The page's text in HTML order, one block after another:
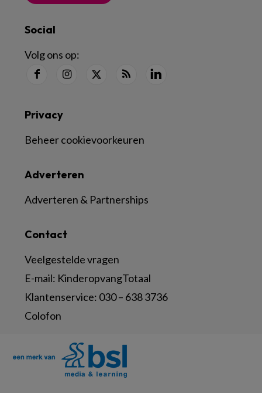
Social
Volg ons op:
Contact
Veelgestelde vragen
E-mail: KinderopvangTotaal
Klantenservice: 030 – 638 3736
Colofon
Adverteren
Adverteren & Partnerships
Privacy
Beheer cookievoorkeuren